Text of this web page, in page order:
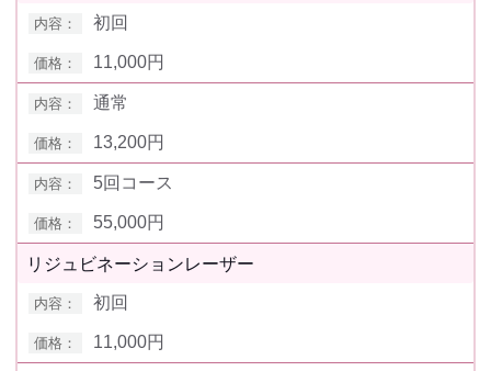
初回
11,000円
通常
13,200円
5回コース
55,000円
リジュビネーションレーザー
初回
11,000円